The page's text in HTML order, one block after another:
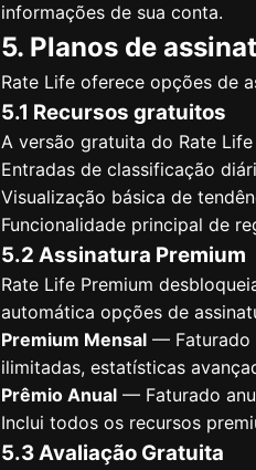
informações de sua conta.
5. Planos de
Rate Life oferece opções de
5.1 Recursos gratuitos
A versão gratuita do Rate
Entradas de classificação
Visualização básica de
Funcionalidade principal de
5.2 Assinatura Premium
Rate Life Premium
automática opções de
Premium Mensal — Faturado
ilimitadas, estatísticas
Prêmio Anual — Faturado
Inclui todos os recursos
5.3 Avaliação Gratuita